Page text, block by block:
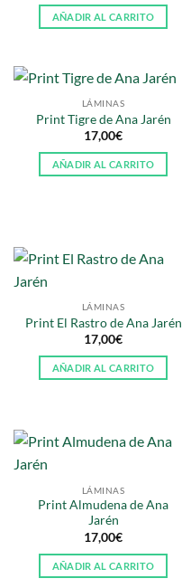
AÑADIR AL CARRITO
LÁMINAS
Print Tigre de Ana Jarén
17,00€
AÑADIR AL CARRITO
LÁMINAS
Print El Rastro de Ana Jarén
17,00€
AÑADIR AL CARRITO
LÁMINAS
Print Almudena de Ana
Jarén
17,00€
AÑADIR AL CARRITO